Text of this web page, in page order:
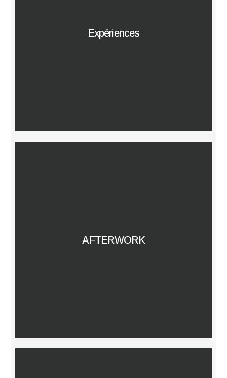
Expériences
AFTERWORK